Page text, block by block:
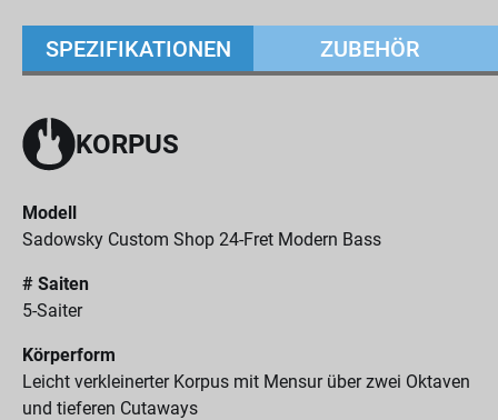
SPEZIFIKATIONEN ZUBEHÖR
KORPUS
Modell
Sadowsky Custom Shop 24-Fret Modern Bass
# Saiten
5-Saiter
Körperform
Leicht verkleinerter Korpus mit Mensur über zwei Oktaven
und tieferen Cutaways